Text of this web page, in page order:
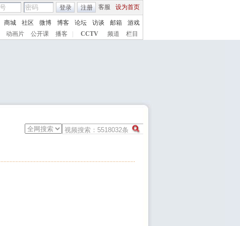
客服 设为首页
登录 注册
商城 社区 微博 博客 论坛 访谈 邮箱
游戏
动画片 公开课 播客 CCTV 频道 栏目